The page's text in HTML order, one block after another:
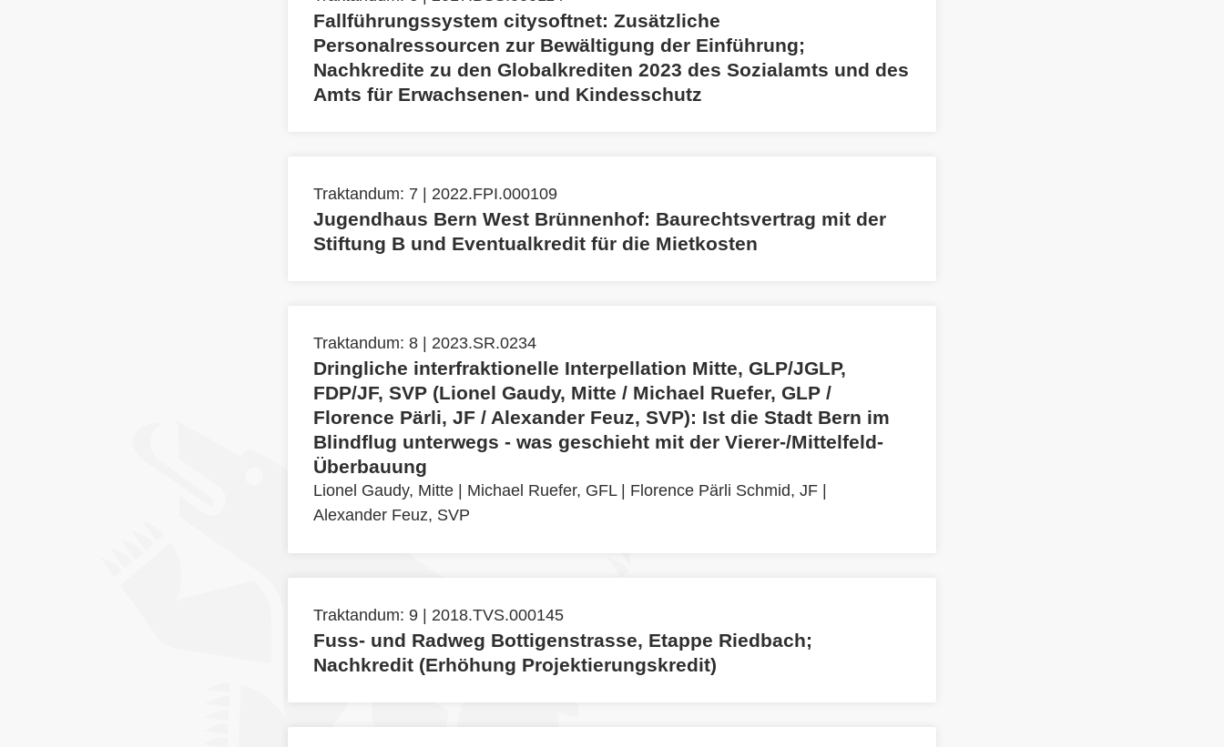
Fallführungssystem citysoftnet: Zusätzliche
Personalressourcen zur Bewältigung der Einführung;
Nachkredite zu den Globalkrediten 2023 des Sozialamts und des
Amts für Erwachsenen- und Kindesschutz
Traktandum: 7 | 2022.FPI.000109
Jugendhaus Bern West Brünnenhof: Baurechtsvertrag mit der
Stiftung B und Eventualkredit für die Mietkosten
Traktandum: 8 | 2023.SR.0234
Dringliche interfraktionelle Interpellation Mitte, GLP/JGLP,
FDP/JF, SVP (Lionel Gaudy, Mitte / Michael Ruefer, GLP /
Florence Pärli, JF / Alexander Feuz, SVP): Ist die Stadt Bern im
Blindflug unterwegs - was geschieht mit der Vierer-/Mittelfeld-
Überbauung
Lionel Gaudy, Mitte Michael Ruefer, GFL| Florence Pärli Schmid, JF
Alexander Feuz, SVP
Traktandum: 9 | 2018.TVS.000145
Fuss- und Radweg Bottigenstrasse, Etappe Riedbach;
Nachkredit (Erhöhung Projektierungskredit)